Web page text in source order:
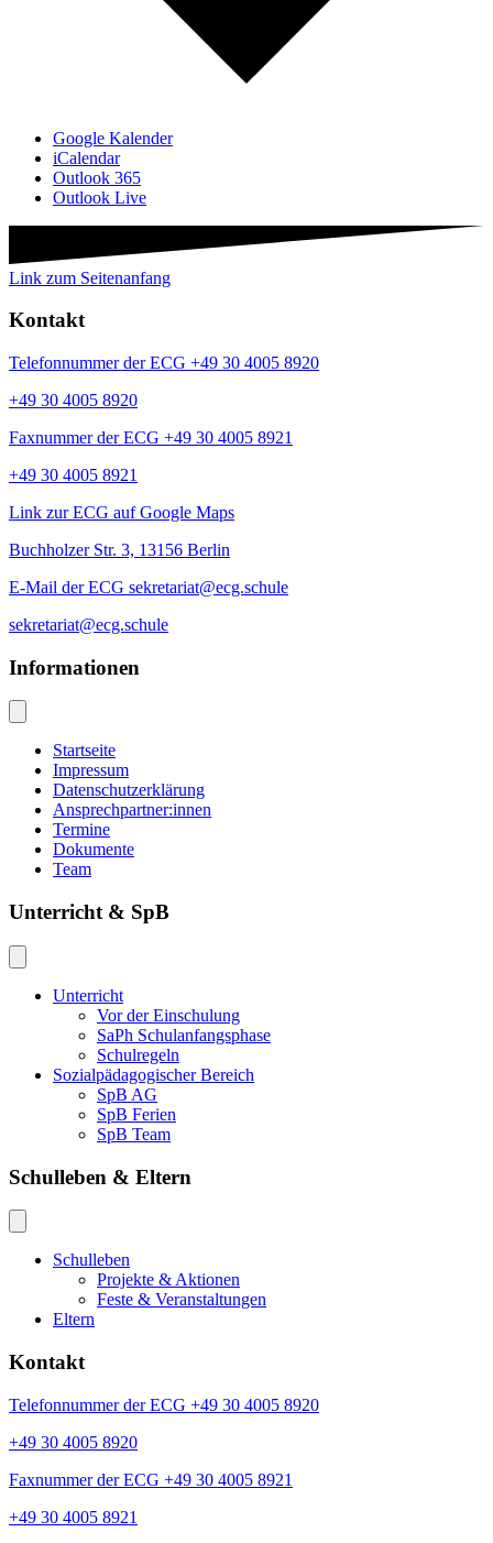
Google Kalender
iCalendar
Outlook 365
Outlook Live
Link zum Seitenanfang
Kontakt
Telefonnummer der ECG +49 30 4005 8920
+49 30 4005 8920
Faxnummer der ECG +49 30 4005 8921
+49 30 4005 8921
Link zur ECG auf Google Maps
Buchholzer Str. 3, 13156 Berlin
E-Mail der ECG sekretariat@ecg.schule
sekretariat@ecg.schule
Informationen
Startseite
Impressum
Datenschutzerklärung
Ansprechpartner:innen
Termine
Dokumente
Team
Unterricht & SpB
Unterricht
Vor der Einschulung
SaPh Schulanfangsphase
Schulregeln
Sozialpädagogischer Bereich
SpB AG
SpB Ferien
SpB Team
Schulleben & Eltern
Schulleben
Projekte & Aktionen
Feste & Veranstaltungen
Eltern
Kontakt
Telefonnummer der ECG +49 30 4005 8920
+49 30 4005 8920
Faxnummer der ECG +49 30 4005 8921
+49 30 4005 8921